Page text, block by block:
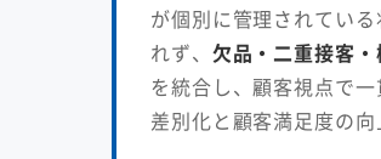
が個別に管理されてい
れず、 欠品・二重接客
を統合し、顧客視点で
差別化と顧客満足度の向